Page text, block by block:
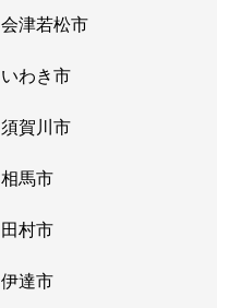
会津若松市
いわき市
須賀川市
相馬市
田村市
伊達市